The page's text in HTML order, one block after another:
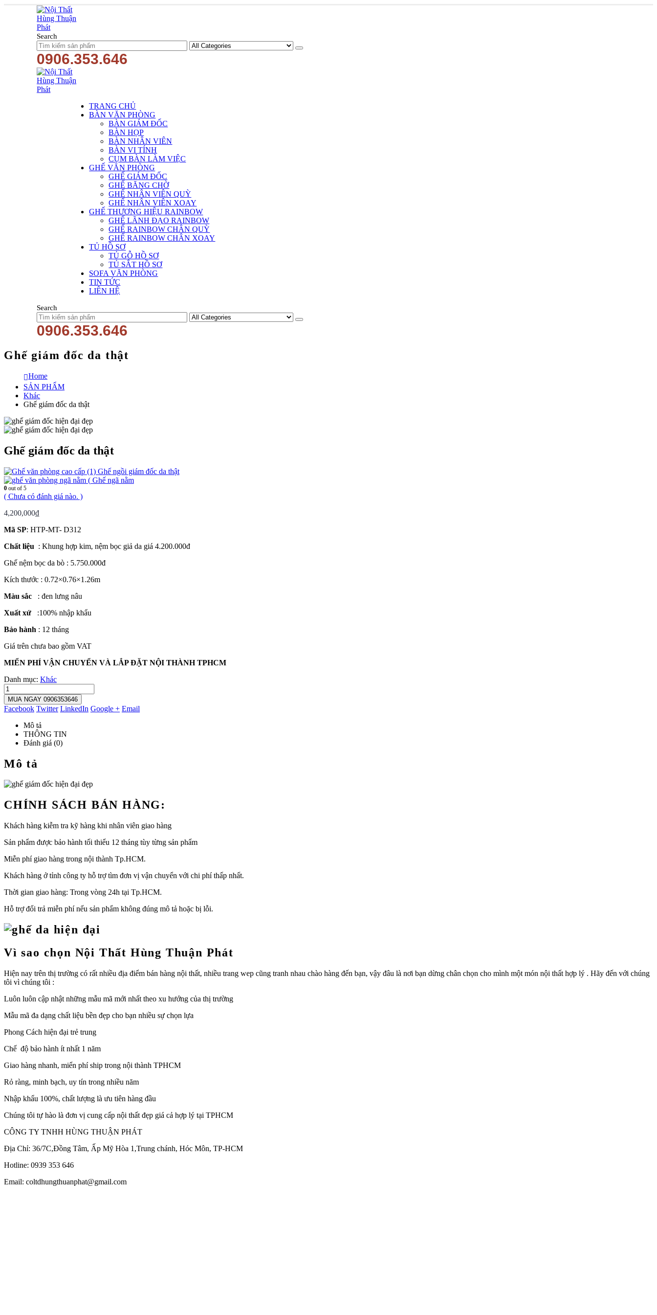
Search
0906.353.646
TRANG CHỦ
BÀN VĂN PHÒNG
BÀN GIÁM ĐỐC
BÀN HỌP
BÀN NHÂN VIÊN
BÀN VI TÍNH
CỤM BÀN LÀM VIỆC
GHẾ VĂN PHÒNG
GHẾ GIÁM ĐỐC
GHẾ BĂNG CHỜ
GHẾ NHÂN VIÊN QUỲ
GHẾ NHÂN VIÊN XOAY
GHẾ THƯƠNG HIỆU RAINBOW
GHẾ LÃNH ĐẠO RAINBOW
GHẾ RAINBOW CHÂN QUỲ
GHẾ RAINBOW CHÂN XOAY
TỦ HỒ SƠ
TỦ GỖ HỒ SƠ
TỦ SẮT HỒ SƠ
SOFA VĂN PHÒNG
TIN TỨC
LIÊN HỆ
Search
0906.353.646
Ghế giám đốc da thật
Home
SẢN PHẨM
Khác
Ghế giám đốc da thật
Ghế giám đốc da thật
Ghế ngồi giám đốc da thật
Ghế ngã nằm
0 out of 5
( Chưa có đánh giá nào. )
4,200,000₫
Mã SP: HTP-MT- D312
Chất liệu : Khung hợp kim, nệm bọc giả da giá 4.200.000đ
Ghế nệm bọc da bò : 5.750.000đ
Kích thước : 0.72×0.76×1.26m
Màu sắc
: đen lưng nâu
Xuất xứ
:100% nhập khẩu
Bảo hành : 12 tháng
Giá trên chưa bao gồm VAT
MIỂN PHÍ VẬN CHUYỂN VÀ LẮP ĐẶT NỘI THÀNH TPHCM
Danh mục: Khác
MUA NGAY 0906353646
Facebook Twitter LinkedIn Google + Email
Mô tả
THÔNG TIN
Đánh giá (0)
Mô tả
CHÍNH SÁCH BÁN HÀNG:
Khách hàng kiễm tra kỹ hàng khi nhân viên giao hàng
Sản phẩm được bảo hành tối thiểu 12 tháng tùy từng sản phẩm
Miễn phí giao hàng trong nội thành Tp.HCM.
Khách hàng ở tỉnh công ty hỗ trợ tìm đơn vị vận chuyển với chi phí thấp nhất.
Thời gian giao hàng: Trong vòng 24h tại Tp.HCM.
Hỗ trợ đổi trả miễn phí nếu sản phẩm không đúng mô tả hoặc bị lỗi.
Vì sao chọn Nội Thất Hùng Thuận Phát
Hiện nay trên thị trường có rất nhiều địa điểm bán hàng nội thất, nhiều trang wep cũng tranh nhau chào hàng đến bạn, vậy đâu là nơi bạn dừng chân chọn cho mình một món nội thất hợp lý . Hãy đến với chúng
tôi vì chúng tôi :
Luôn luôn cập nhật những mẫu mã mới nhất theo xu hướng của thị trường
Mẫu mã đa dạng chất liệu bền đẹp cho bạn nhiều sự chọn lựa
Phong Cách hiện đại trẻ trung
Chế độ bảo hành ít nhất 1 năm
Giao hàng nhanh, miển phí ship trong nội thành TPHCM
Rỏ ràng, minh bạch, uy tín trong nhiều năm
Nhập khẩu 100%, chất lượng là ưu tiên hàng đầu
Chúng tôi tự hào là đơn vị cung cấp nội thất đẹp giá cả hợp lý tại TPHCM
CÔNG TY TNHH HÙNG THUẬN PHÁT
Địa Chỉ: 36/7C,Đồng Tâm, Ấp Mỹ Hòa 1,Trung chánh, Hóc Môn, TP-HCM
Hotline: 0939 353 646
Email: coltdhungthuanphat@gmail.com